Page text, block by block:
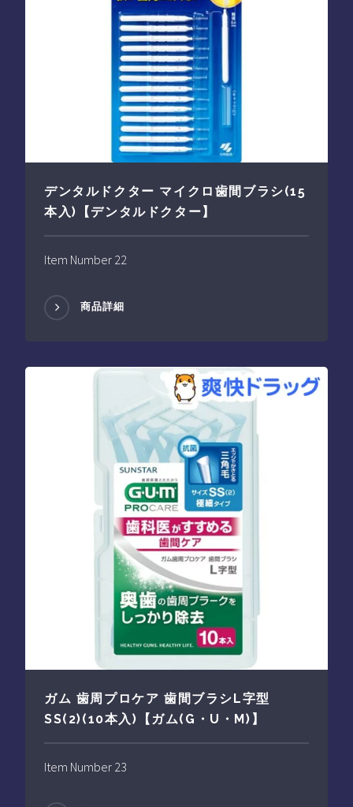
デンタルドクター マイクロ歯間ブラシ(15
本入)【デンタルドクター】
Item Number 22
商品詳細
ガム 歯周プロケア 歯間ブラシL字型
SS(2)(10本入)【ガム(G・U・M)】
Item Number 23